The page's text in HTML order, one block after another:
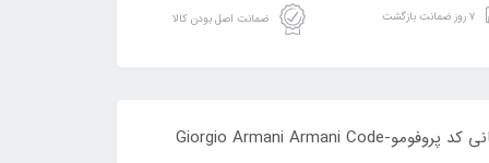
۷ روز ضمانت بازگشت ضمانت اصل بودن کالا
ادکلن هارمونی کد فرگرانس مشابه با Armani Code Profumo از برند GIORGIO ARMANI است. عطر ادکلن جورجیو آرمانی آرمانی کد پروفومو-Giorgio Armani Armani Code